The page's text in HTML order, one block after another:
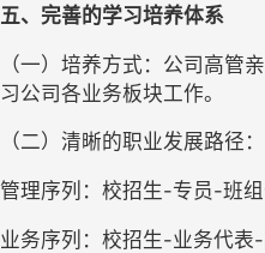
五、完善的学习培养体系
（一） 培养方式：公司高管
习公司各业务板块工作。
（二）清晰的职业发展路径：
管理序列：校招生-专员-班
业务序列： 校招生-业务代表